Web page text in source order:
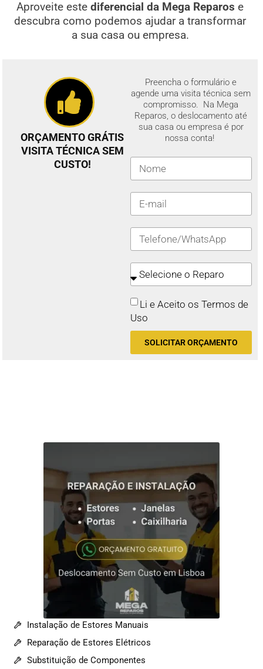
Aproveite estediferencial da Mega Reparos e
descubra como podemos ajudar a transformar
a sua casa ou empresa.
ORÇAMENTO GRÁTIS
VISITA TÉCNICA SEM
CUSTO!
Preencha o formulário e
agende uma visita técnica sem
compromisso. Na Mega
Reparos, o deslocamento até
sua casa ou empresa é por
nossa conta!
Li e Aceito os Termos de
Uso
SOLICITAR ORÇAMENTO
Instalação de Estores Manuais
Reparação de Estores Elétricos
Substituição de Componentes